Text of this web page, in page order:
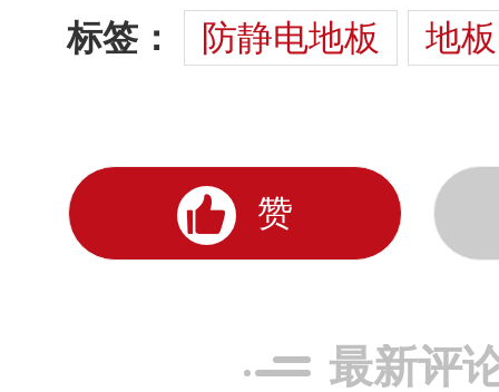
标签： 防静电地板 地板
赞
最新评